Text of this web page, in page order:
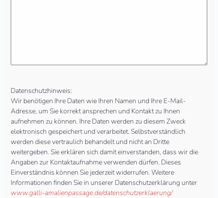
Datenschutzhinweis:
Wir benötigen Ihre Daten wie Ihren Namen und Ihre E-Mail-
Adresse, um Sie korrekt ansprechen und Kontakt zu Ihnen
aufnehmen zu können. Ihre Daten werden zu diesem Zweck
elektronisch gespeichert und verarbeitet. Selbstverständlich
werden diese vertraulich behandelt und nicht an Dritte
weitergeben. Sie erklären sich damit einverstanden, dass wir die
Angaben zur Kontaktaufnahme verwenden dürfen. Dieses
Einverständnis können Sie jederzeit widerrufen. Weitere
Informationen finden Sie in unserer Datenschutzerklärung unter
www.galli-amalienpassage.de/datenschutzerklaerung/